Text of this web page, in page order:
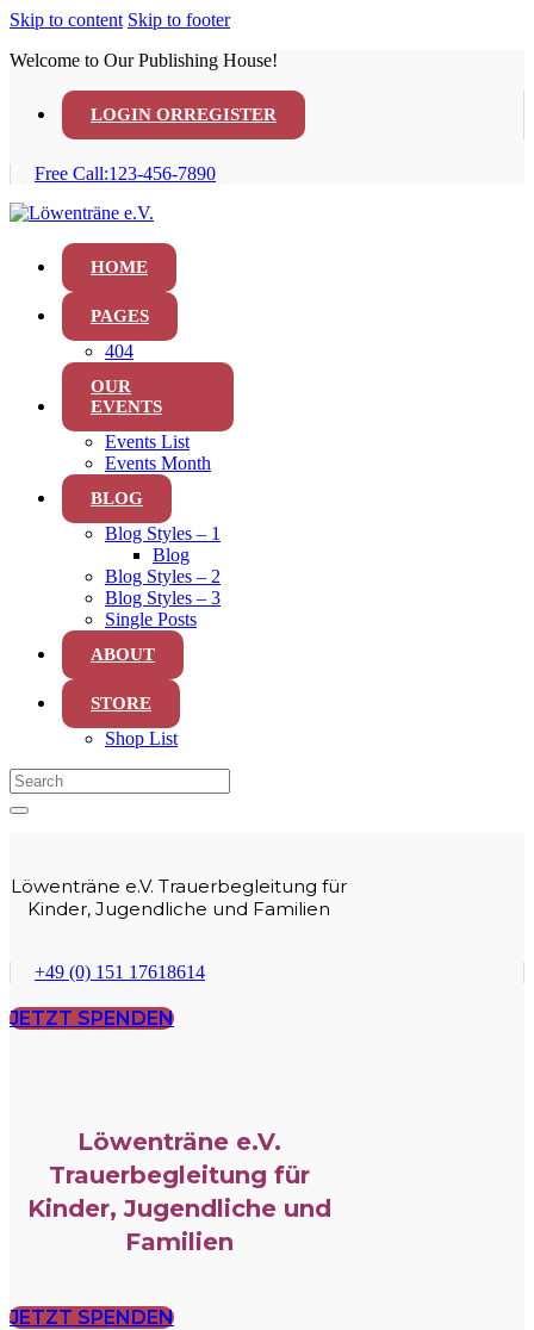
Skip to content Skip to footer
Welcome to Our Publishing House!
LOGIN ORREGISTER
Free Call:123-456-7890
HOME
PAGES
404
OUR
EVENTS
Events List
Events Month
BLOG
Blog Styles – 1
Blog
Blog Styles – 2
Blog Styles – 3
Single Posts
ABOUT
STORE
Shop List
Löwenträne e.V. Trauerbegleitung für
Kinder, Jugendliche und Familien
+49 (0) 151 17618614
JETZT SPENDEN
Löwenträne e.V.
Trauerbegleitung für
Kinder, Jugendliche und
Familien
JETZT SPENDEN